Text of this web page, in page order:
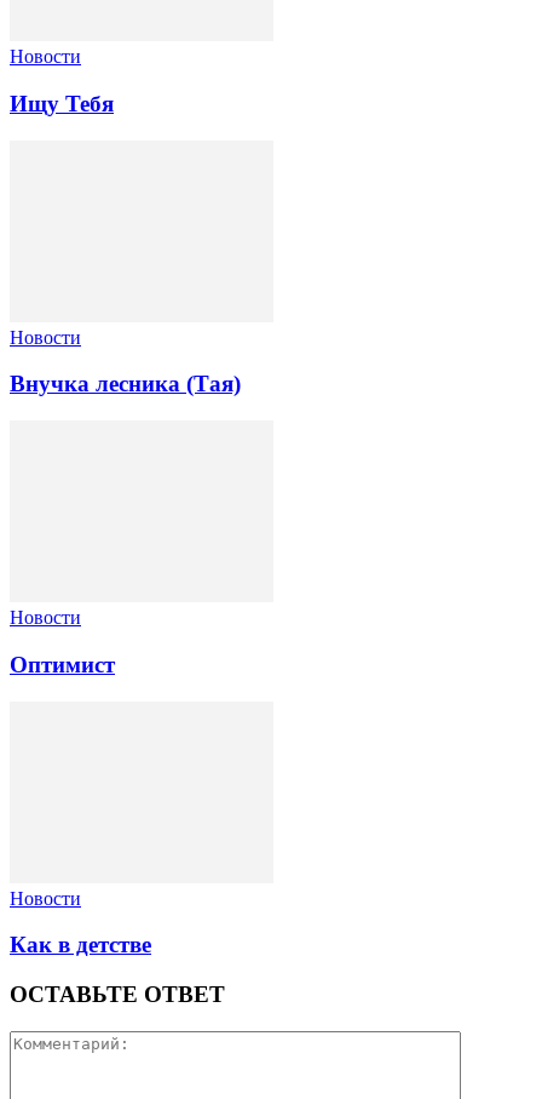
Новости
Ищу Тебя
Новости
Внучка лесника (Тая)
Новости
Оптимист
Новости
Как в детстве
ОСТАВЬТЕ ОТВЕТ